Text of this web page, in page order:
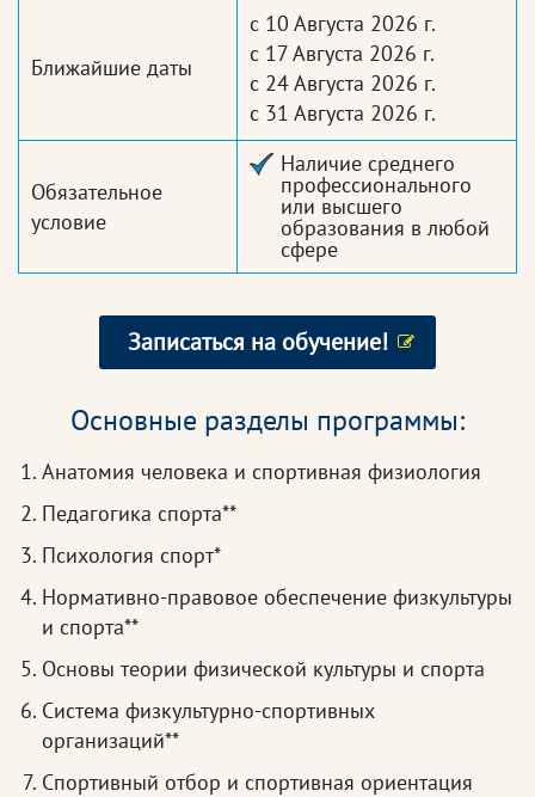
Ближайшие даты
с 10 Августа 2026 г.
с 17 Августа 2026 г.
с 24 Августа 2026 г.
с 31 Августа 2026 г.
Обязательное
условие
Наличие среднего
профессионального
или высшего
образования в любой
сфере
Записаться на обучение!
Основные разделы программы:
Анатомия человека и спортивная физиология
Педагогика спорта**
Психология спорт*
Нормативно-правовое обеспечение физкультуры
и спорта**
Основы теории физической культуры и спорта
Система физкультурно-спортивных
организаций**
Спортивный отбор и спортивная ориентация